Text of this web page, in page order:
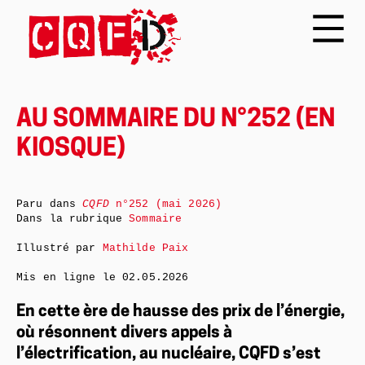
AU SOMMAIRE DU N°252 (EN
KIOSQUE)
En cette ère de hausse des prix de l’énergie,
où résonnent divers appels à
l’électrification, au nucléaire, CQFD s’est
Paru dansCQFDn°252 (mai 2026)
Dans la rubriqueSommaire
Illustré par Mathilde Paix
Mis en ligne le02.05.2026